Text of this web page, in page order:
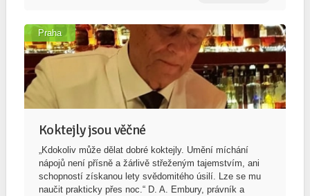
Koktejly jsou věčné
„Kdokoliv může dělat dobré koktejly. Umění míchání
nápojů není přísně a žárlivě střeženým tajemstvím, ani
schopností získanou lety svědomitého úsilí. Lze se mu
naučit prakticky přes noc.“ D. A. Embury, právník a
Praha